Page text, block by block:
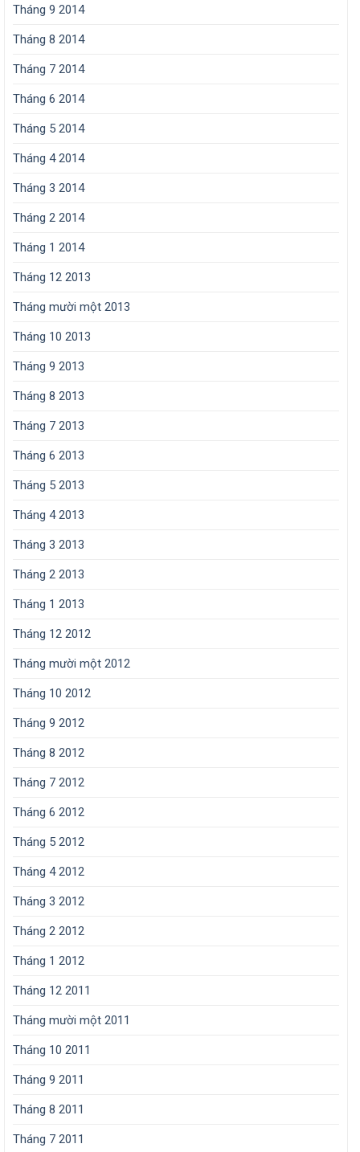
Tháng 9 2014
Tháng 8 2014
Tháng 7 2014
Tháng 6 2014
Tháng 5 2014
Tháng 4 2014
Tháng 3 2014
Tháng 2 2014
Tháng 1 2014
Tháng 12 2013
Tháng mười một 2013
Tháng 10 2013
Tháng 9 2013
Tháng 8 2013
Tháng 7 2013
Tháng 6 2013
Tháng 5 2013
Tháng 4 2013
Tháng 3 2013
Tháng 2 2013
Tháng 1 2013
Tháng 12 2012
Tháng mười một 2012
Tháng 10 2012
Tháng 9 2012
Tháng 8 2012
Tháng 7 2012
Tháng 6 2012
Tháng 5 2012
Tháng 4 2012
Tháng 3 2012
Tháng 2 2012
Tháng 1 2012
Tháng 12 2011
Tháng mười một 2011
Tháng 10 2011
Tháng 9 2011
Tháng 8 2011
Tháng 7 2011